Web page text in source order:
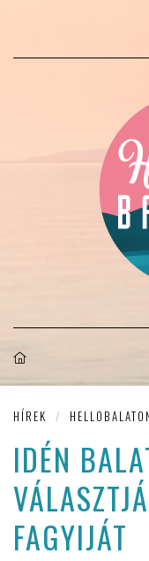
HÍREK /
IDÉN
FAGYIJÁT